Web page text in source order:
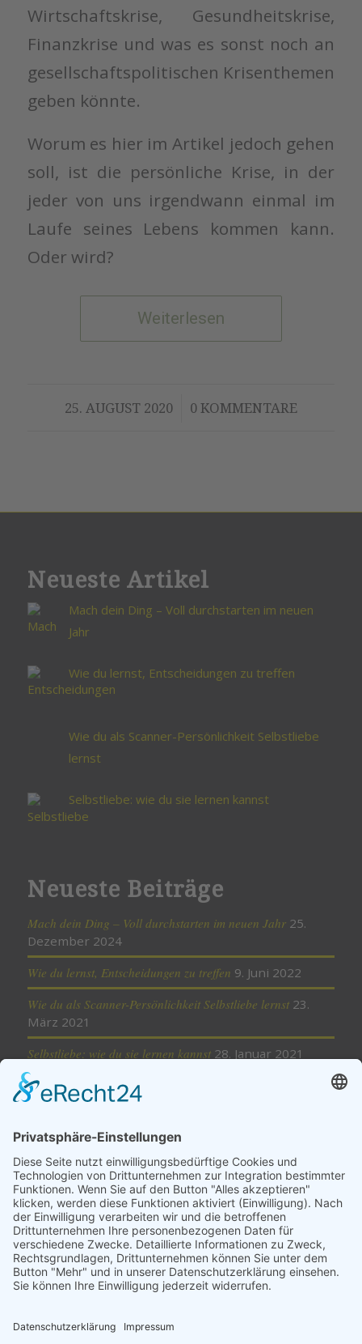
Wirtschaftskrise, Gesundheitskrise,
Finanzkrise und was es sonst noch an
gesellschaftspolitischen Krisenthemen
geben könnte.
Worum es hier im Artikel jedoch gehen
soll, ist die persönliche Krise, in der
jeder von uns irgendwann einmal im
Laufe seines Lebens kommen kann.
Oder wird?
Weiterlesen
25. AUGUST 2020
/ 0 KOMMENTARE
Neueste Artikel
Mach dein Ding – Voll durchstarten im neuen
Jahr
Wie du lernst, Entscheidungen zu treffen
Wie du als Scanner-Persönlichkeit Selbstliebe
lernst
Selbstliebe: wie du sie lernen kannst
Neueste Beiträge
Mach dein Ding – Voll durchstarten im neuen Jahr 25.
Dezember 2024
Wie du lernst, Entscheidungen zu treffen 9. Juni 2022
Wie du als Scanner-Persönlichkeit Selbstliebe lernst 23.
März 2021
Selbstliebe: wie du sie lernen kannst 28. Januar 2021
Minimalismus – weniger ist mehr
Cookie-Einstellungen
Kategorien
Mindset
Selbstliebe
Selbstvertrauen